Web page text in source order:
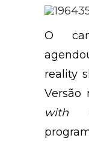
O
reality
Versão
with